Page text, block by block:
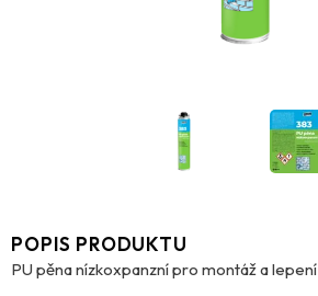
POPIS PRODUKTU
PU pěna nízkoxpanzní pro montáž a lepení